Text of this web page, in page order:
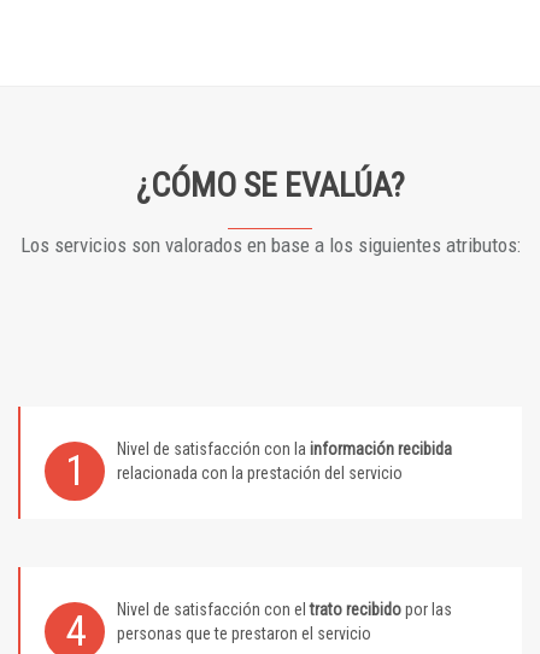
¿CÓMO SE EVALÚA?
Los servicios son valorados en base a los siguientes atributos:
1 Nivel de satisfacción con la información recibida
relacionada con la prestación del servicio
4 Nivel de satisfacción con eltrato recibidopor las
personas que te prestaron el servicio